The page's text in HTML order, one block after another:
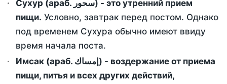
Сухур (араб. سحور) - это утренний прием
пищи. Условно, завтрак перед постом. Однако
под временем Сухура обычно имеют ввиду
время начала поста.
Имсак (араб. إمساك) - воздержание от приема
пищи, питья и всех других действий,